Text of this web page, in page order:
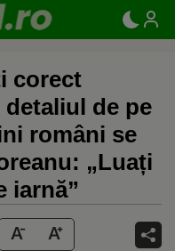
corect
de pe
români se
„Luați
iarnă”